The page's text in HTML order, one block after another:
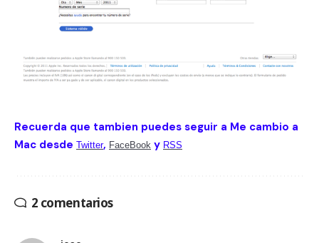
Recuerda que tambien puedes seguir a Me cambio a
Mac desde Twitter, FaceBook y RSS
2 comentarios